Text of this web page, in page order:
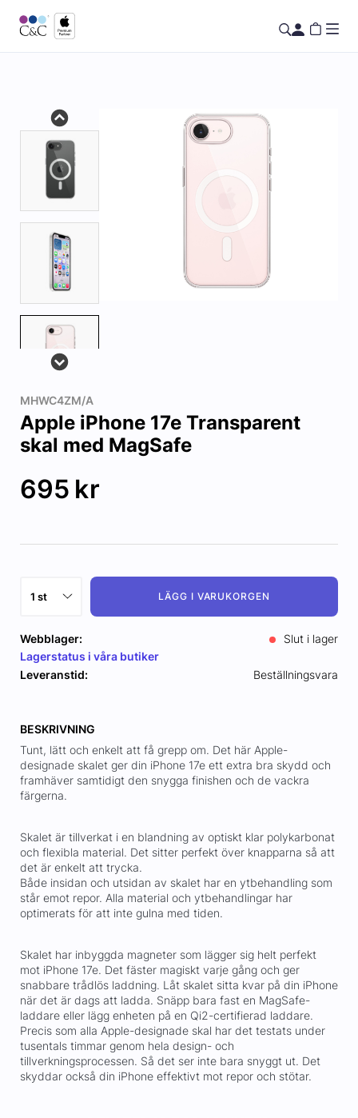
MHWC4ZM/A
Apple iPhone 17e Transparent
skal med MagSafe
695 kr
LÄGG I VARUKORGEN
Webblager:
Slut i lager
Lagerstatus i våra butiker
Leveranstid:
Beställningsvara
BESKRIVNING
Tunt, lätt och enkelt att få grepp om. Det här Apple-
designade skalet ger din iPhone 17e ett extra bra skydd och
framhäver samtidigt den snygga finishen och de vackra
färgerna.
Skalet är tillverkat i en blandning av optiskt klar polykarbonat
och flexibla material. Det sitter perfekt över knapparna så att
det är enkelt att trycka.
Både insidan och utsidan av skalet har en ytbehandling som
står emot repor. Alla material och ytbehandlingar har
optimerats för att inte gulna med tiden.
Skalet har inbyggda magneter som lägger sig helt perfekt
mot iPhone 17e. Det fäster magiskt varje gång och ger
snabbare trådlös laddning. Låt skalet sitta kvar på din iPhone
när det är dags att ladda. Snäpp bara fast en MagSafe-
laddare eller lägg enheten på en Qi2-certifierad laddare.
Precis som alla Apple-designade skal har det testats under
tusentals timmar genom hela design- och
tillverkningsprocessen. Så det ser inte bara snyggt ut. Det
skyddar också din iPhone effektivt mot repor och stötar.